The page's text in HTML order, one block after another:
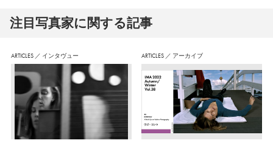
注⽬写真家に関する記事
ARTICLES ／ インタヴュー ARTICLES ／ アーカイブ